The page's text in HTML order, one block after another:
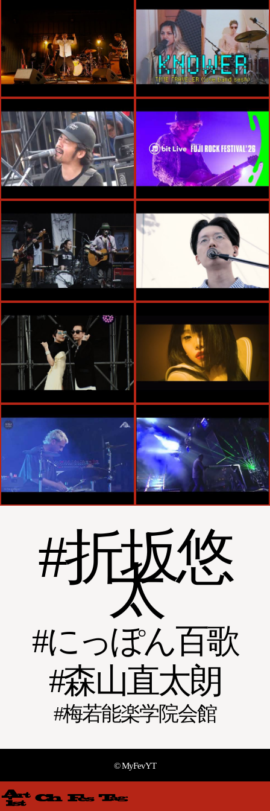
折坂悠
太
にっぽん百歌
森山直太朗
梅若能楽学院会館
© MyFevYT